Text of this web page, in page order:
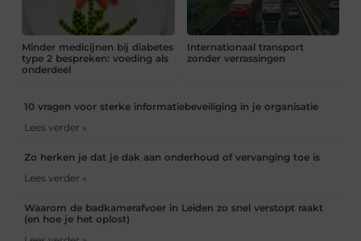
Minder medicijnen bij diabetes
type 2 bespreken: voeding als
onderdeel
Internationaal transport
zonder verrassingen
10 vragen voor sterke informatiebeveiliging in je organisatie
Lees verder »
Zo herken je dat je dak aan onderhoud of vervanging toe is
Lees verder »
Waarom de badkamerafvoer in Leiden zo snel verstopt raakt
(en hoe je het oplost)